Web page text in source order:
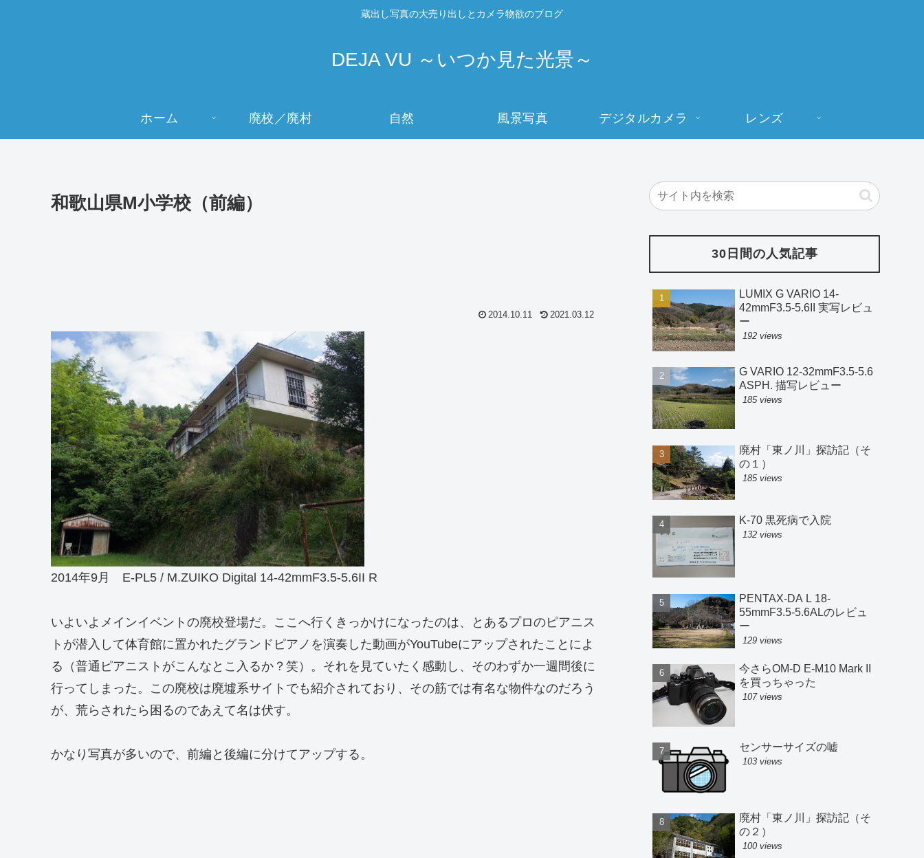
蔵出し写真の大売り出しとカメラ物欲のブログ
DEJA VU ～いつか見た光景～
ホーム 廃校／廃村 自然 風景写真 デジタルカメラ レンズ
和歌山県M小学校（前編）
2014.10.11 2021.03.12
2014年9月 E-PL5 / M.ZUIKO Digital 14-42mmF3.5-5.6II R
いよいよメインイベントの廃校登場だ。ここへ行くきっかけになったのは、とあるプロのピアニス
トが潜入して体育館に置かれたグランドピアノを演奏した動画がYouTubeにアップされたことによ
る（普通ピアニストがこんなとこ入るか？笑）。それを見ていたく感動し、そのわずか一週間後に
行ってしまった。この廃校は廃墟系サイトでも紹介されており、その筋では有名な物件なのだろう
が、荒らされたら困るのであえて名は伏す。
かなり写真が多いので、前編と後編に分けてアップする。
30日間の人気記事
LUMIX G VARIO 14-
42mmF3.5-5.6II 実写レビュ
ー
192 views
G VARIO 12-32mmF3.5-5.6
ASPH. 描写レビュー
185 views
廃村「東ノ川」探訪記（そ
の１）
185 views
K-70 黒死病で入院
132 views
PENTAX-DA L 18-
55mmF3.5-5.6ALのレビュ
ー
129 views
今さらOM-D E-M10 Mark II
を買っちゃった
107 views
センサーサイズの嘘
103 views
廃村「東ノ川」探訪記（そ
の２）
100 views